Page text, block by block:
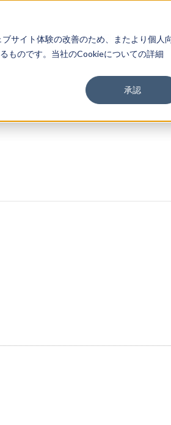
サイト体験の改善のため、またより個人
ものです。当社のCookieについての詳細
承認
Work Findings